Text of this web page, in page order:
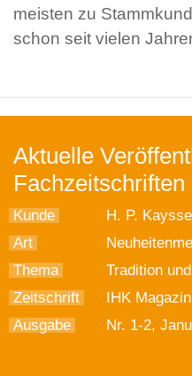
meisten zu
schon seit vielen
Aktuelle
Fachzeitschriften
Kunde
H. P.
Art
Thema
Tradition
Zeitschrift
IHK
Ausgabe
Nr. 1-2,